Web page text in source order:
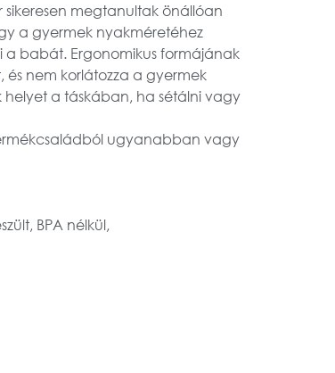
sikeresen megtanultak önállóan
a gyermek nyakméretéhez
a babát. Ergonomikus formájának
és nem korlátozza a gyermek
helyet a táskában, ha sétálni vagy
ugyanabban vagy
BPA nélkül,